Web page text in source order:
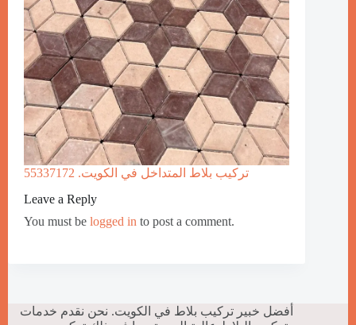
تركيب بلاط المتداخل في الكويت. 55337172
Leave a Reply
You must be logged in to post a comment.
أفضل خبير تركيب بلاط في الكويت. نحن نقدم خدمات